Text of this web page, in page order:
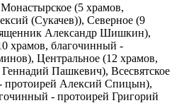
(5 храмов,
(Сукачев)), Северное (9
Александр Шишкин),
храмов, благочинный -
Центральное (12 храмов,
Пашкевич), Всесвятское
протоирей Алексий Спицын),
- протоирей Григорий